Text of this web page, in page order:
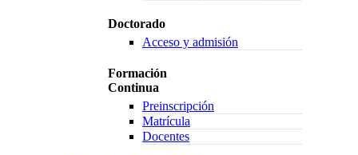
Doctorado
Acceso y admisión
Formación
Continua
Preinscripción
Matrícula
Docentes